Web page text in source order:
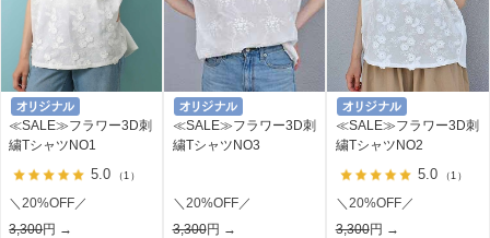
≪SALE≫フラワー3D刺
繍TシャツNO1
5.0 （1）
＼20%OFF／
3,300円 →
≪SALE≫フラワー3D刺
繍TシャツNO3
＼20%OFF／
3,300円 →
≪SALE≫フラワー3D刺
繍TシャツNO2
5.0 （1）
＼20%OFF／
3,300円 →